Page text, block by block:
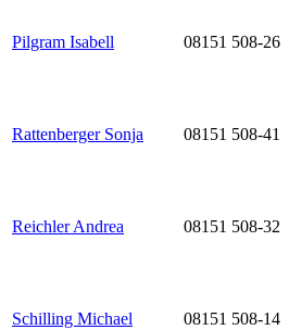
Pilgram Isabell 08151 508-26
Rattenberger Sonja 08151 508-41
Reichler Andrea 08151 508-32
Schilling Michael 08151 508-14